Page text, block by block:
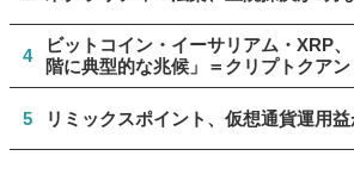
4
ビットコイン・イーサリアム・XRP
階に典型的な兆候」＝クリプトクアン
5 リミックスポイント、仮想通貨運用